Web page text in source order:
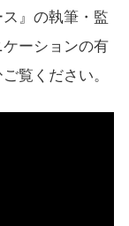
』の執筆・監
ーションの有
覧ください。